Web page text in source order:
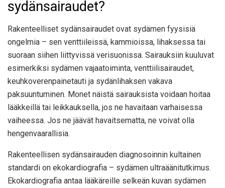
sydänsairaudet?
Rakenteelliset sydänsairaudet ovat sydämen fyysisiä
ongelmia – sen venttiileissä, kammioissa, lihaksessa tai
suoraan siihen liittyvissä verisuonissa. Sairauksiin kuuluvat
esimerkiksi sydämen vajaatoiminta, venttiilisairaudet,
keuhkoverenpainetauti ja sydänlihaksen vakava
paksuuntuminen. Monet näistä sairauksista voidaan hoitaa
lääkkeillä tai leikkauksella, jos ne havaitaan varhaisessa
vaiheessa. Jos ne jäävät havaitsematta, ne voivat olla
hengenvaarallisia.
Rakenteellisen sydänsairauden diagnosoinnin kultainen
standardi on ekokardiografia – sydämen ultraäänitutkimus.
Ekokardiografia antaa lääkäreille selkeän kuvan sydämen